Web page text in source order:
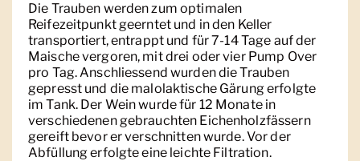
Die Trauben werden zum optimalen
Reifezeitpunkt geerntet und in den Keller
transportiert, entrappt und für 7-14 Tage auf der
Maische vergoren, mit drei oder vier Pump Over
pro Tag. Anschliessend wurden die Trauben
gepresst und die malolaktische Gärung erfolgte
im Tank. Der Wein wurde für 12 Monate in
verschiedenen gebrauchten Eichenholzfässern
gereift bevor er verschnitten wurde. Vor der
Abfüllung erfolgte eine leichte Filtration.